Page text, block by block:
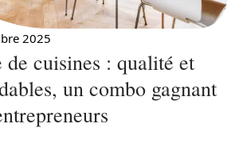
2025
de cuisines : qualité et
un combo gagnant